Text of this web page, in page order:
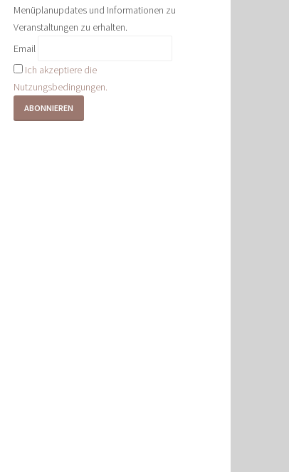
Menüplanupdates und Informationen zu
Veranstaltungen zu erhalten.
Email
Ich akzeptiere die
Nutzungsbedingungen.